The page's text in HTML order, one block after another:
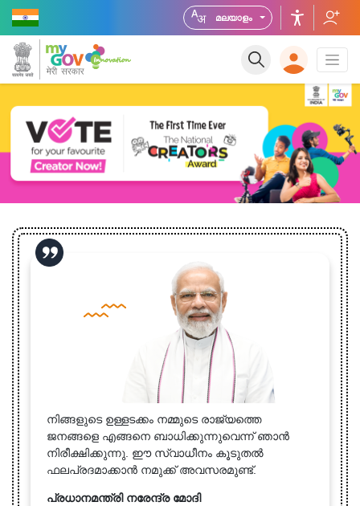
മലയാളം
നിങ്ങളുടെ ഉള്ളടക്കം നമ്മുടെ രാജ്യത്തെ
ജനങ്ങളെ എങ്ങനെ ബാധിക്കുന്നുവെന്ന് ഞാൻ
നിരീക്ഷിക്കുന്നു. ഈ സ്വാധീനം കൂടുതൽ
ഫലപ്രദമാക്കാൻ നമുക്ക് അവസരമുണ്ട്.
പ്രധാനമന്ത്രി നരേന്ദ്ര മോദി